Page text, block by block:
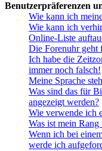
Benutzerpräferenzen
Wie kann ich
Wie kann ich
Online-Liste
Die Forenuhr geht
Ich habe die
immer noch falsch!
Meine Sprache
Was sind das für
angezeigt werden?
Wie verwende ich
Was ist mein
Wenn ich bei
werde ich